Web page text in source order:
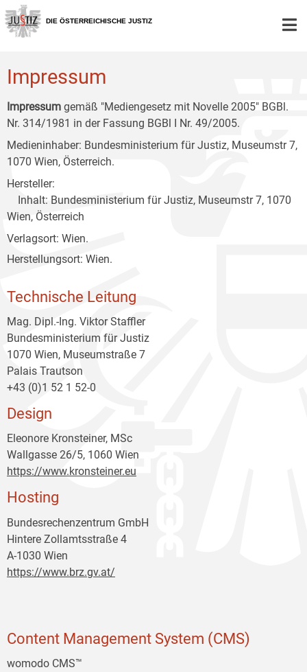
Zur
Hauptnavigation
[1]
Zum
Inhalt
[2]
Zum
Untermenü
[3]
DIE ÖSTERREICHISCHE JUSTIZ
Impressum
Impressum gemäß "Mediengesetz mit Novelle 2005" BGBl.
Nr. 314/1981 in der Fassung BGBl I Nr. 49/2005.
Medieninhaber: Bundesministerium für Justiz, Museumstr 7,
1070 Wien, Österreich.
Hersteller:
Inhalt: Bundesministerium für Justiz, Museumstr 7, 1070
Wien, Österreich
Verlagsort: Wien.
Herstellungsort: Wien.
Technische Leitung
Mag. Dipl.-Ing. Viktor Staffler
Bundesministerium für Justiz
1070 Wien, Museumstraße 7
Palais Trautson
+43 (0)1 52 1 52-0
Design
Eleonore Kronsteiner, MSc
Wallgasse 26/5, 1060 Wien
https://www.kronsteiner.eu
Hosting
Bundesrechenzentrum GmbH
Hintere Zollamtsstraße 4
A-1030 Wien
https://www.brz.gv.at/
Content Management System (CMS)
womodo CMS™